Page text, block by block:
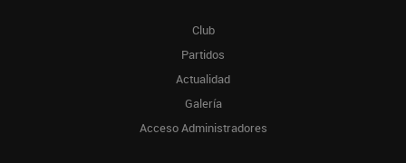
Club
Partidos
Actualidad
Galería
Acceso Administradores